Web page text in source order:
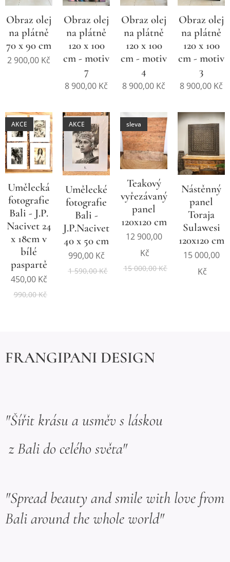
Obraz olej
na plátně
70 x 90 cm
2 900,00 Kč
Obraz olej
na plátně
120 x 100
cm - motiv
7
8 900,00 Kč
Obraz olej
na plátně
120 x 100
cm - motiv
4
8 900,00 Kč
Obraz olej
na plátně
120 x 100
cm - motiv
3
8 900,00 Kč
Umělecká
fotografie
Bali - J.P.
Nacivet 24
x 18cm v
bílé
paspartě
AKCE
450,00Kč
990,00Kč
Umělecké
fotografie
Bali -
J.P.Nacivet
40 x 50 cm
AKCE
990,00Kč
1 590,00Kč
Teakový
vyřezávaný
panel
120x120 cm
sleva
12 900,00
Kč
15 000,00Kč
Nástěnný
panel
Toraja
Sulawesi
120x120 cm
15 000,00
Kč
FRANGIPANI DESIGN
"Šířit krásu a usměv s láskou
z Bali do celého světa"
"Spread beauty and smile with love from
Bali around the whole world"